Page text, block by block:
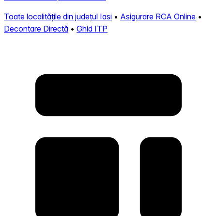
Toate localitățile din județul Iasi • Asigurare RCA Online •
Decontare Directă • Ghid ITP